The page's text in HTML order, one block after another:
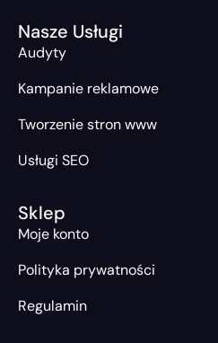
Nasze Usługi
Audyty
Kampanie reklamowe
Tworzenie stron www
Usługi SEO
Sklep
Moje konto
Polityka prywatności
Regulamin